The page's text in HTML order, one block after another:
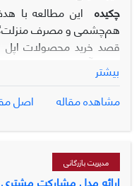
قابلیت‌های فناورانه
مشتری‌محوری و چابکی
چکیده این مطالعه
هم‌چشمی و مصرف
قصد خرید محصولات اپل
هدف آن، کاربردی و از
روش، توصیفی- همبستگی
آماری از بین افراد
شد. جهت گردآوری
اساس طیف 5
توسط متخصصین و خبرگان
روش آلفای کرونباخ و
بیشتر
مشاهده مقاله
اصل
مدیریت بازرگانی
ارائه مدل مشارکت